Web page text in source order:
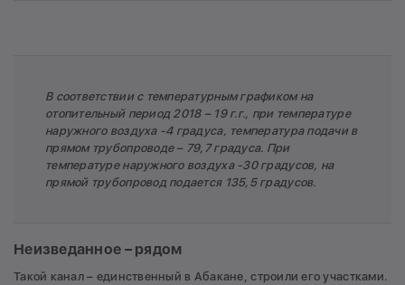
В соответствии с температурным графиком на
отопительный период 2018 – 19 г.г., при температуре
наружного воздуха -4 градуса, температура подачи в
прямом трубопроводе – 79,7 градуса. При
температуре наружного воздуха -30 градусов, на
прямой трубопровод подается 135,5 градусов.
Неизведанное – рядом
Такой канал – единственный в Абакане, строили его участками.